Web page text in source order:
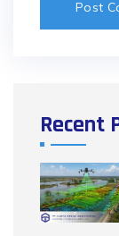
Recent